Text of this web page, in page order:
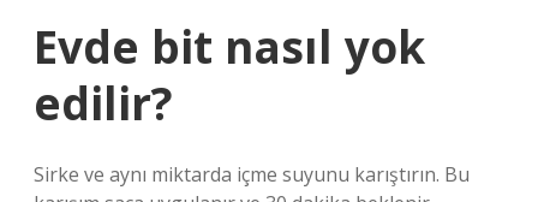
Evde bit nasıl yok
edilir?
Sirke ve aynı miktarda içme suyunu karıştırın. Bu